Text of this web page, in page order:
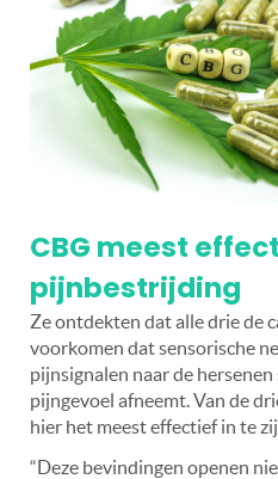
CBG meest
pijnbestrijding
Ze ontdekten dat alle drie de
voorkomen dat sensorische
pijnsignalen naar de
pijngevoel afneemt. Van de
hier het meest effectief in te
“Deze bevindingen openen